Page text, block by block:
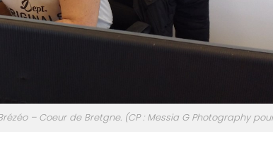
– Coeur de Bretgne. (CP : Messia G Photography pour